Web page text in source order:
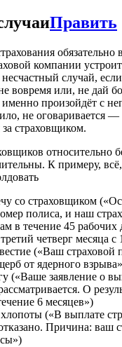
Править
обязательно
компании
случай,
вовремя или, не дай
именно произойдёт с
не оговаривается
за страховщиком.
относительно
К примеру,
со страховщиком
полиса, и наш
в течение 45 рабочих
четверг месяца с
(«Ваш страховой
от ядерного
(«Ваше заявление о
О
6 месяцев»)
(«В выплате
Причина: ваш